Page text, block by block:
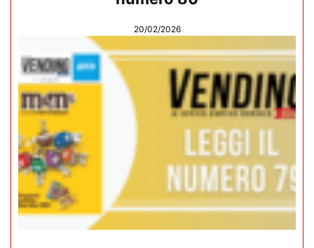
20/02/2026